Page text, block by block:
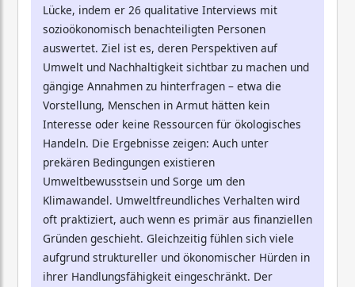
Lücke, indem er 26 qualitative Interviews mit
sozioökonomisch benachteiligten Personen
auswertet. Ziel ist es, deren Perspektiven auf
Umwelt und Nachhaltigkeit sichtbar zu machen und
gängige Annahmen zu hinterfragen – etwa die
Vorstellung, Menschen in Armut hätten kein
Interesse oder keine Ressourcen für ökologisches
Handeln. Die Ergebnisse zeigen: Auch unter
prekären Bedingungen existieren
Umweltbewusstsein und Sorge um den
Klimawandel. Umweltfreundliches Verhalten wird
oft praktiziert, auch wenn es primär aus finanziellen
Gründen geschieht. Gleichzeitig fühlen sich viele
aufgrund struktureller und ökonomischer Hürden in
ihrer Handlungsfähigkeit eingeschränkt. Der